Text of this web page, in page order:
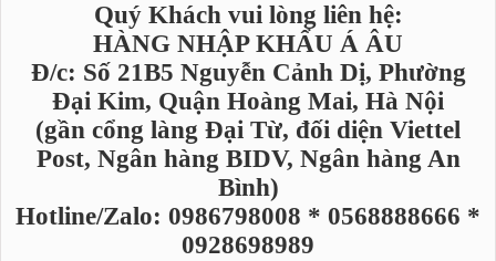
Quý Khách vui lòng liên hệ:
HÀNG NHẬP KHẨU Á ÂU
Đ/c: Số 21B5 Nguyễn Cảnh Dị, Phường
Đại Kim, Quận Hoàng Mai, Hà Nội
(gần cổng làng Đại Từ, đối diện Viettel
Post, Ngân hàng BIDV, Ngân hàng An
Bình)
Hotline/Zalo: 0986798008 * 0568888666 *
0928698989